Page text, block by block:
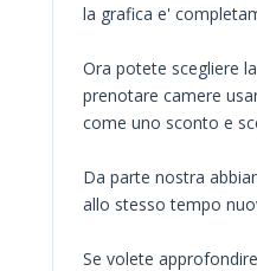
la grafica e'
Ora potete scegliere
prenotare camere
come uno sconto e
Da parte nostra
allo stesso tempo
Se volete